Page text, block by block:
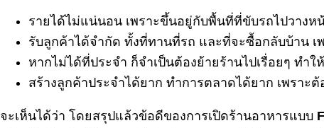
รายได้ไม่แน่นอน เพราะขึ้นอยู่กับพื้นที่ที่ขับรถไปวางห
รับลูกค้าได้จำกัด ทั้งที่ทานที่รถ และที่จะซื้อกลับบ้าน เ
หากไม่ได้ที่ประจำ ก็จำเป็นต้องย้ายร้านไปเรื่อยๆ ทำ
สร้างลูกค้าประจำได้ยาก ทำการตลาดได้ยาก เพราะต้
จะเห็นได้ว่า โดยสรุปแล้วข้อดีของการเปิดร้านอาหารแบบ